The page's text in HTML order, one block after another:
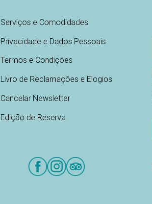
Serviços e Comodidades
Privacidade e Dados Pessoais
Termos e Condições
Livro de Reclamações e Elogios
Cancelar Newsletter
Edição de Reserva